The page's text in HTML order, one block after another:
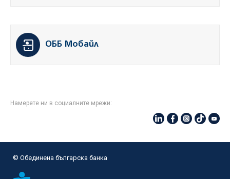
ОББ Мобайл
Намерете ни в социалните мрежи:
© Oбединена българска банка